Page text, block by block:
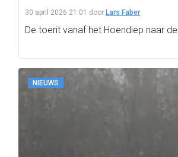
30 april 2026 21:01 door Lars Faber
De toerit vanaf het Hoendiep naar
NIEUWS